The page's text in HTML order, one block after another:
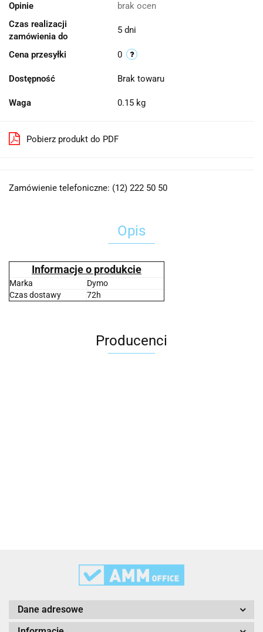
Opinie
brak ocen
Czas realizacji
zamówienia do
5 dni
Cena przesyłki 0
Dostępność Brak towaru
Waga 0.15 kg
Pobierz produkt do PDF
Zamówienie telefoniczne: (12) 222 50 50
Opis
Informacje o produkcie
Marka
Dymo
Czas dostawy
72h
Producenci
Dane adresowe